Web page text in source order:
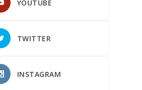
YOUTUBE
TWITTER
INSTAGRAM